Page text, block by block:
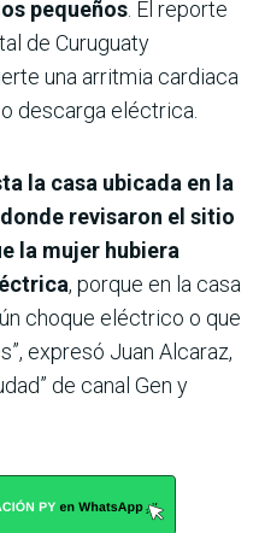
pequeños . El reporte
de Curuguaty
una arritmia cardiaca
descarga eléctrica.
la casa ubicada en la
revisaron el sitio
la mujer hubiera
, porque en la casa
choque eléctrico o que
expresó Juan Alcaraz,
de canal Gen y